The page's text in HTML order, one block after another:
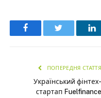
Facebook
ПОПЕРЕДНЯ СТАТТЯ
Український фінтех-
стартап Fuelfinance